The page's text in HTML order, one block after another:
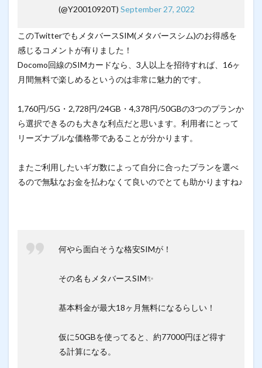
(@Y20010920T) September 27, 2022
このTwitterでもメタバースSIM(メタバースシム)のお得感を
感じるコメントが有りました！
Docomo回線のSIMカードなら、3人以上を招待すれば、16ヶ
月間無料で楽しめるというのは非常に魅力的です。
1,760円/5G・2,728円/24GB・4,378円/50GBの3つのプランか
ら選択できるのも大きな利点だと思います。利用者にとって
リーズナブルな価格帯であることが分かります。
またご利用したいギガ数によって自分に合ったプランを選べ
るので無駄なお金を払わなくて良いのでとても助かりますね♪
何やら面白そうな格安SIMが！
その名もメタバースSIM✨
基本料金が最大18ヶ月無料になるらしい！
仮に50GBを使ってると、約77000円ほど得す
る計算になる。